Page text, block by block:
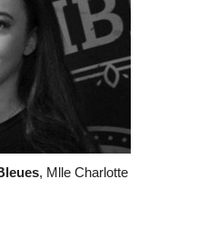
, Mlle Charlotte